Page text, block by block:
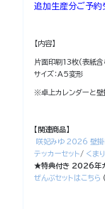
追加生産分ご予
【内容】
片面印刷13枚(表紙含
サイズ：A5変形
※卓上カレンダーと壁
【関連商品】
咲妃みゆ 2026 壁掛
テッカーセット / くま
★特典付き 2026年カ
ぜんぶセットはこちら